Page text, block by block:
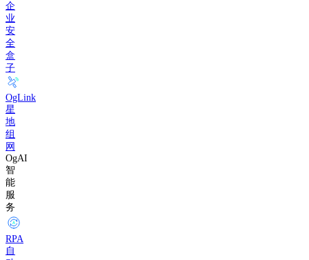
企
业
安
全
盒
子
OgLink
星
地
组
网
OgAI
智
能
服
务
RPA
自